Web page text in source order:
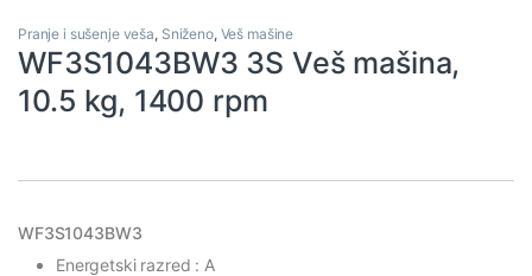
Pranje i sušenje veša, Sniženo, Veš mašine
WF3S1043BW3 3S Veš mašina,
10.5 kg, 1400 rpm
WF3S1043BW3
Energetski razred : A